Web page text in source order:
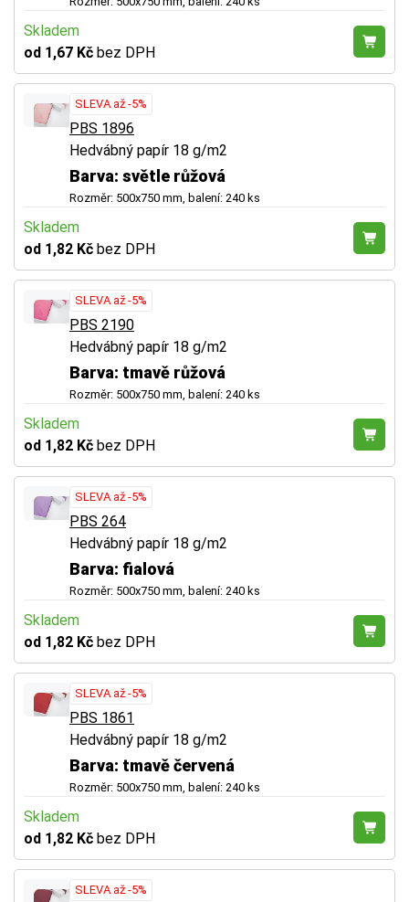
Skladem
od 1,67 Kč bez DPH
SLEVA až -5%
PBS 1896
Hedvábný papír 18 g/m2
Barva: světle růžová
Rozměr: 500x750 mm, balení: 240 ks
Skladem
od 1,82 Kč bez DPH
SLEVA až -5%
PBS 2190
Hedvábný papír 18 g/m2
Barva: tmavě růžová
Rozměr: 500x750 mm, balení: 240 ks
Skladem
od 1,82 Kč bez DPH
SLEVA až -5%
PBS 264
Hedvábný papír 18 g/m2
Barva: fialová
Rozměr: 500x750 mm, balení: 240 ks
Skladem
od 1,82 Kč bez DPH
SLEVA až -5%
PBS 1861
Hedvábný papír 18 g/m2
Barva: tmavě červená
Rozměr: 500x750 mm, balení: 240 ks
Skladem
od 1,82 Kč bez DPH
SLEVA až -5%